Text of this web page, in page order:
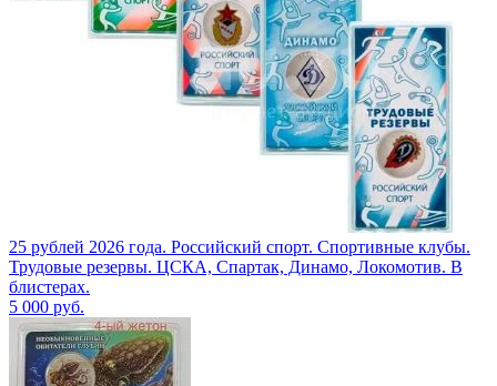
25 рублей 2026 года. Российский спорт. Спортивные клубы.
Трудовые резервы. ЦСКА, Спартак, Динамо, Локомотив. В
блистерах.
5 000 руб.